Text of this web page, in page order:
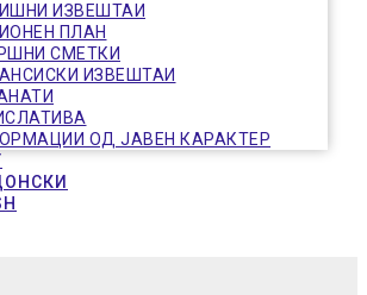
ИЗВЕШТАИ
ПЛАН
СМЕТКИ
ИЗВЕШТАИ
ОД ЈАВЕН КАРАКТЕР